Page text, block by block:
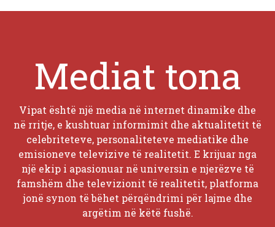
Mediat tona
Vipat është një media në internet dinamike dhe
në rritje, e kushtuar informimit dhe aktualitetit të
celebriteteve, personaliteteve mediatike dhe
emisioneve televizive të realitetit. E krijuar nga
një ekip i apasionuar në universin e njerëzve të
famshëm dhe televizionit të realitetit, platforma
jonë synon të bëhet përqëndrimi për lajme dhe
argëtim në këtë fushë.